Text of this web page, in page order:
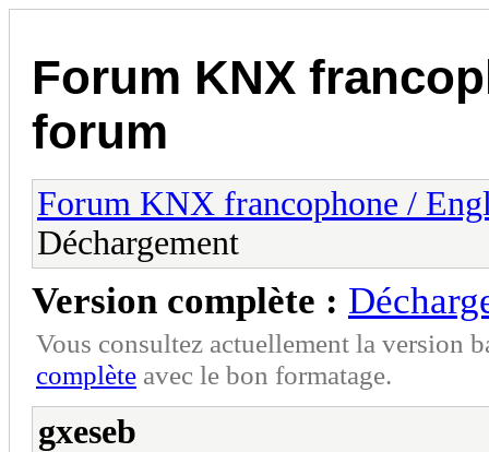
Forum KNX
forum
Forum KNX francophone /
Déchargement
Version complète :
Vous consultez actuellement la version
complète avec le bon formatage.
gxeseb